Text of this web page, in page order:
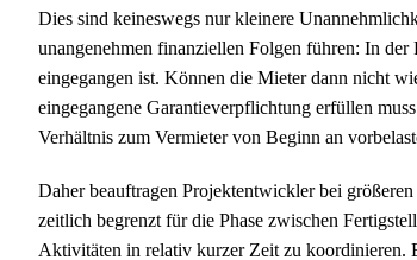
Dies sind keineswegs nur kleinere
unangenehmen finanziellen Folgen führen: In
eingegangen ist. Können die Mieter dann nicht
eingegangene Garantieverpflichtung erfüllen
Verhältnis zum Vermieter von Beginn an
Daher beauftragen Projektentwickler bei
zeitlich begrenzt für die Phase zwischen
Aktivitäten in relativ kurzer Zeit zu koordinieren.